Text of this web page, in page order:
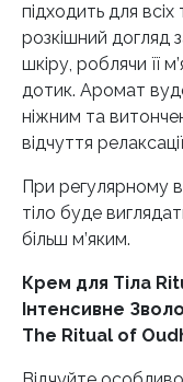
підходить для
розкішний догляд
шкіру, роблячи її
дотик. Аромат
ніжним та
відчуття
При регулярному
тіло буде
більш м’яким.
Крем для Тіла
Інтенсивне
The ​​Ritual of